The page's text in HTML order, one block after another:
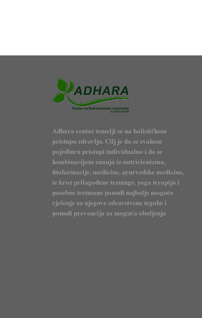
Adhara centar temelji se na holističkom
pristupu zdravlju. Cilj je da se svakom
pojedincu pristupi individualno i da se
kombinacijom znanja iz nutricionizma,
fitofarmacije, medicine, ayurvedske medicine,
te kroz prilagođene treninge, yoga terapiju i
posebne tretmane ponudi najbolje moguće
rješenje za njegove zdravstvene tegobe i
ponudi prevencija za moguća oboljenja